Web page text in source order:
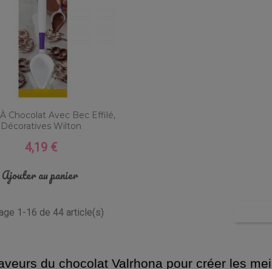
Chocolat Avec Bec Effilé,
Décoratives Wilton
Prix
4,19 €
Ajouter au panier
1-16 de 44 article(s)
du chocolat Valrhona pour créer les